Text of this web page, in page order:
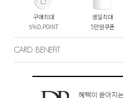
구매최대
5%D.POINT
생일최대
5만원쿠폰
CARD BENEFIT